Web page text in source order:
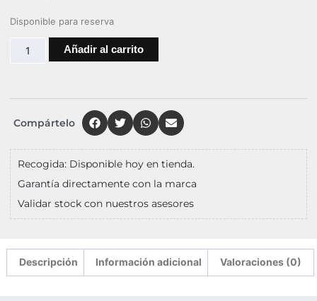
Disponible para reserva
Añadir al carrito
Compártelo
Recogida: Disponible hoy en tienda.
Garantía directamente con la marca
Validar stock con nuestros asesores
Descripción Información adicional Valoraciones (0)